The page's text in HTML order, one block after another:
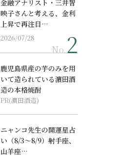
金融アナリスト・三井智
映子さんと考える、金利
上昇で再注目…
2026/07/28
No.
鹿児島県産の芋のみを用
いて造られている濵田酒
造の本格焼酎
PR(濵田酒造)
ニャンコ先生の開運星占
い（8/3～8/9）射手座、
山羊座…